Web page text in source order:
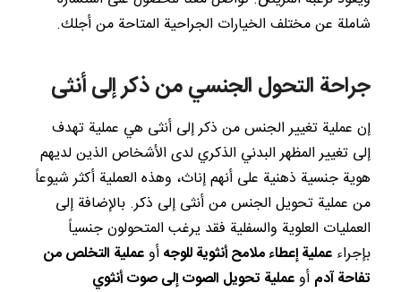
شاملة عن مختلف الخيارات الجراحية المتاحة من أجلك.
جراحة التحول الجنسي من ذكر إلى أنثى
إن عملية تغيير الجنس من ذكر إلى أنثى هي عملية تهدف
إلى تغيير المظهر البدني الذكري لدى الأشخاص الذين لديهم
هوية جنسية ذهنية على أنهم إناث، وهذه العملية أكثر شيوعاً
من عملية تحويل الجنس من أنثى إلى ذكر. بالإضافة إلى
العمليات العلوية والسفلية فقد يرغب المتحولون جنسياً
بإجراء عملية إعطاء ملامح أنثوية للوجهأوعملية التخلص من
تفاحة آدم أوعملية تحويل الصوت إلى صوت أنثوي